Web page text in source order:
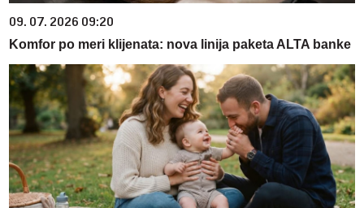
09. 07. 2026 09:20
Komfor po meri klijenata: nova linija paketa ALTA banke